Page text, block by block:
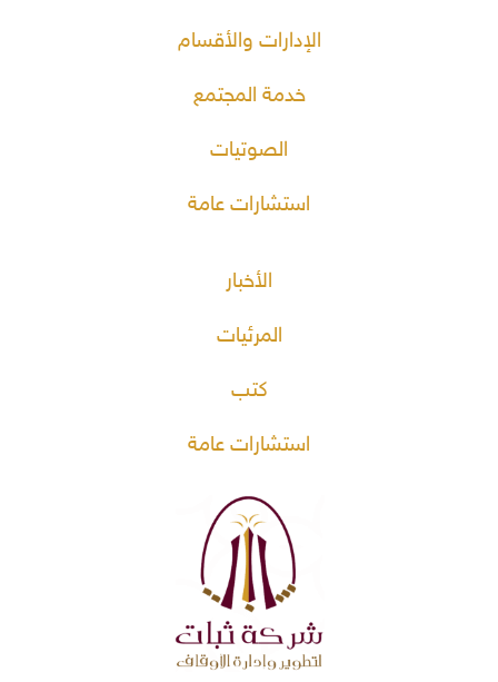
الإدارات والأقسام
خدمة المجتمع
الصوتيات
استشارات عامة
الأخبار
المرئيات
كتب
استشارات عامة